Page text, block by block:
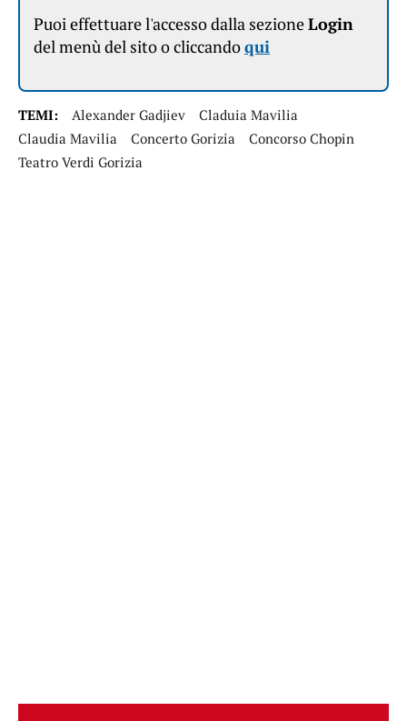
Puoi effettuare l'accesso dalla sezioneLogin
del menù del sito o cliccandoqui
TEMI: Alexander Gadjiev
Claduia Mavilia
Claudia Mavilia
Concerto Gorizia
Concorso Chopin
Teatro Verdi Gorizia